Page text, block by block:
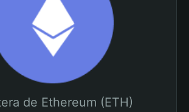
de Ethereum (ETH)